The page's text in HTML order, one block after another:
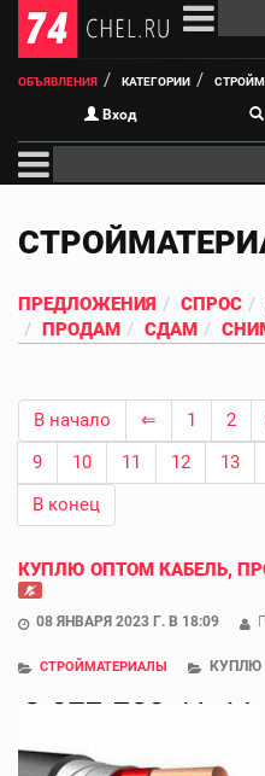
ОБЪЯВЛЕНИЯ КАТЕГОРИИ
Вход
ПРЕДЛОЖЕНИЯ СПРОС
ПРОДАМ
СДАМ
В начало ⇐ 1 2
9
10 11 12 13
В конец
КУПЛЮ ОПТОМ КАБЕЛЬ,
08 ЯНВАРЯ 2023 Г. В 18:09
СТРОЙМАТЕРИАЛЫ КУПЛЮ